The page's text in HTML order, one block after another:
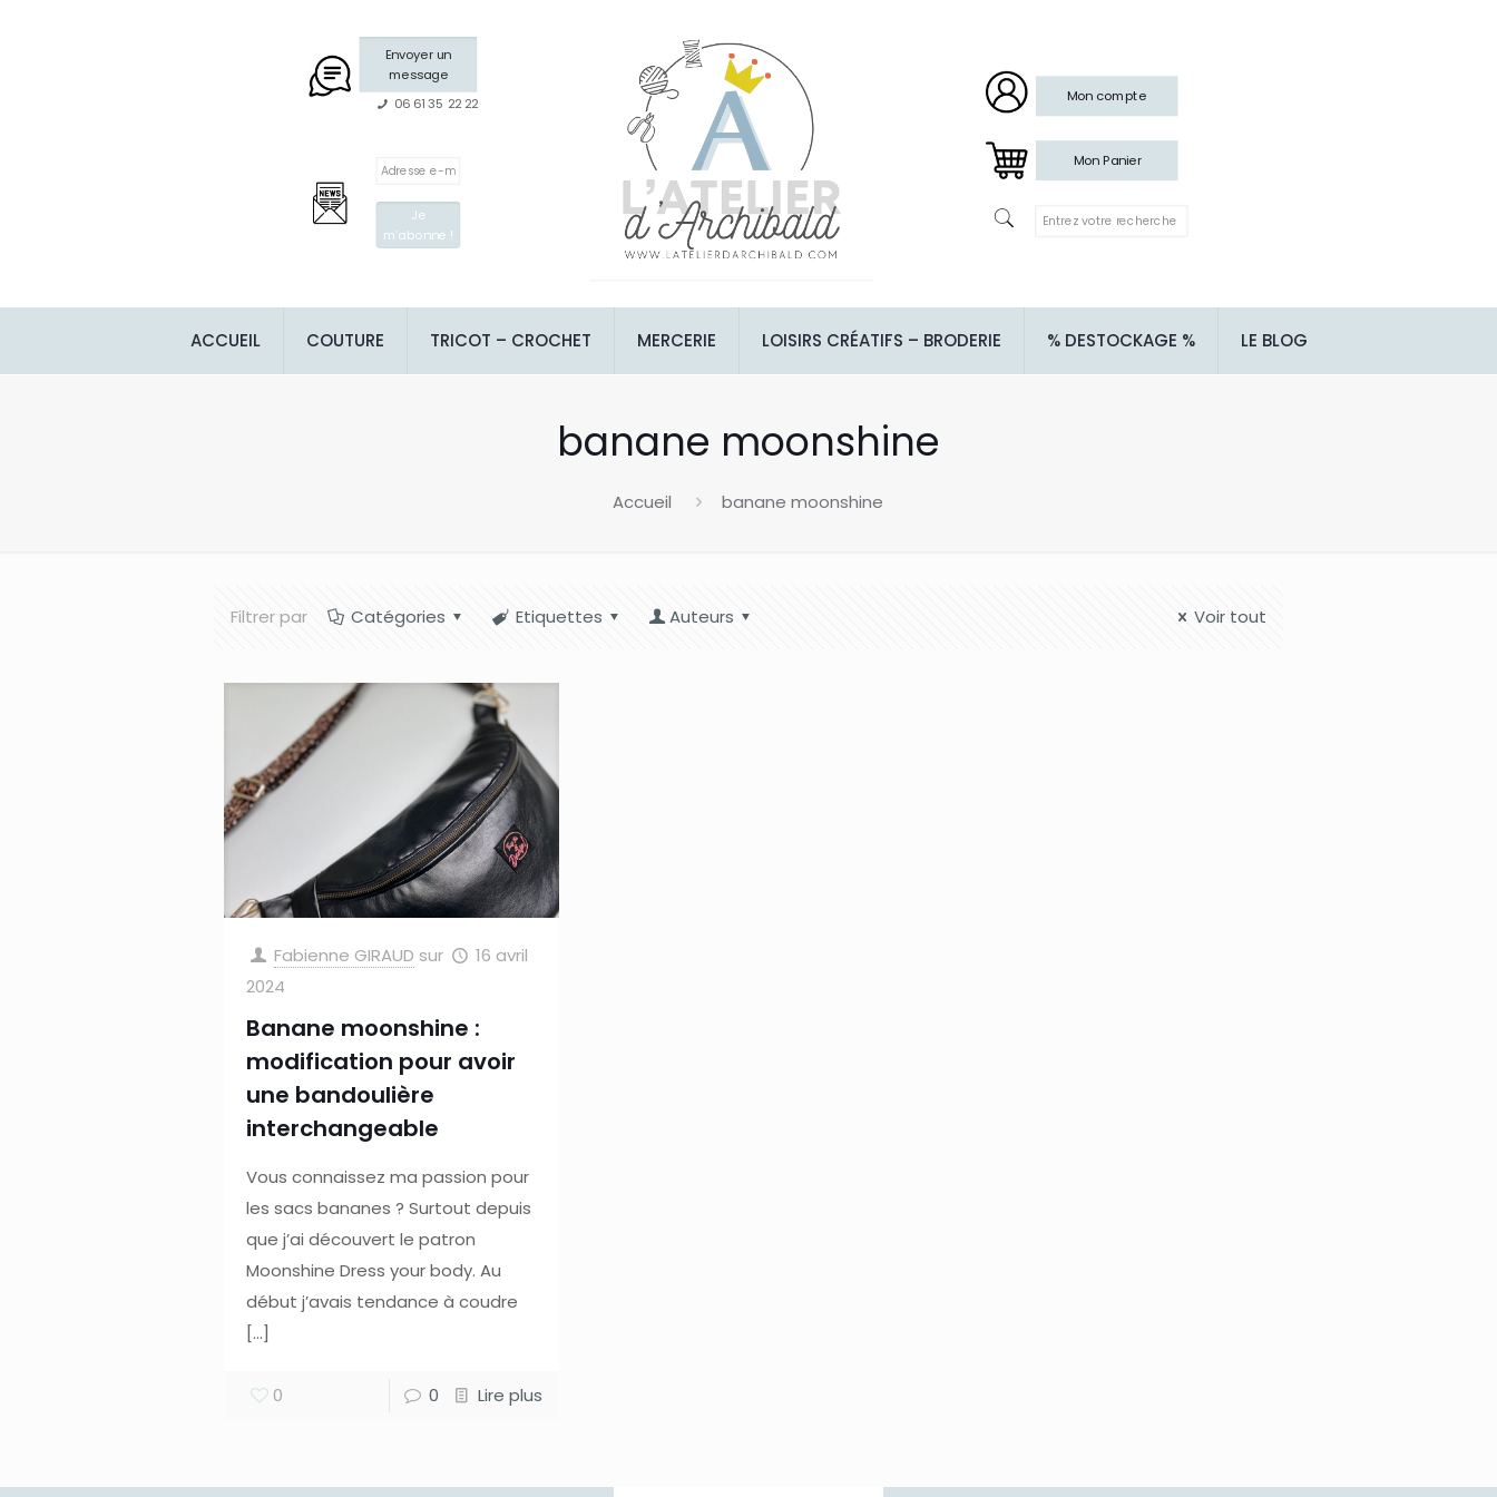
Envoyer un
message
06 61 35 22 22
Mon compte
Mon Panier
ACCUEIL COUTURE TRICOT – CROCHET MERCERIE LOISIRS CRÉATIFS – BRODERIE % DESTOCKAGE % LE BLOG
banane moonshine
Accueil banane moonshine
Filtrer par Catégories Etiquettes Auteurs Voir tout
Fabienne GIRAUD sur
16 avril
2024
Banane moonshine :
modification pour avoir
une bandoulière
interchangeable
Vous connaissez ma passion pour
les sacs bananes ? Surtout depuis
que j’ai découvert le patron
Moonshine Dress your body. Au
début j’avais tendance à coudre
[…]
0 0 Lire plus